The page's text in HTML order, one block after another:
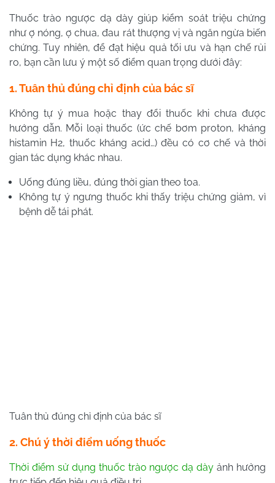
Thuốc trào ngược dạ dày giúp kiểm soát triệu chứng
như ợ nóng, ợ chua, đau rát thượng vị và ngăn ngừa biến
chứng. Tuy nhiên, để đạt hiệu quả tối ưu và hạn chế rủi
ro, bạn cần lưu ý một số điểm quan trọng dưới đây:
1. Tuân thủ đúng chỉ định của bác sĩ
Không tự ý mua hoặc thay đổi thuốc khi chưa được
hướng dẫn. Mỗi loại thuốc (ức chế bơm proton, kháng
histamin H2, thuốc kháng acid…) đều có cơ chế và thời
gian tác dụng khác nhau.
Uống đúng liều, đúng thời gian theo toa.
Không tự ý ngưng thuốc khi thấy triệu chứng giảm, vì
bệnh dễ tái phát.
Tuân thủ đúng chỉ định của bác sĩ
2. Chú ý thời điểm uống thuốc
Thời điểm sử dụng thuốc trào ngược dạ dày ảnh hưởng